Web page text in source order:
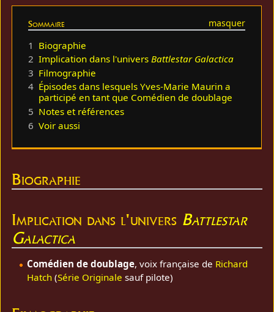
Sommaire
1 Biographie
2 Implication dans l'universBattlestar Galactica
3 Filmographie
4 Épisodes dans lesquels Yves-Marie Maurin a
participé en tant que Comédien de doublage
5 Notes et références
6 Voir aussi
Biographie
Implication dans l'univers Battlestar
Galactica
Comédien de doublage, voix française de Richard
Hatch(Série Originale sauf pilote)